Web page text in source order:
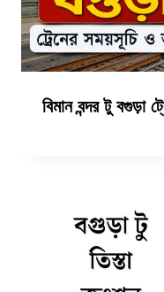
বিমান বন্দর টু বগুড়া